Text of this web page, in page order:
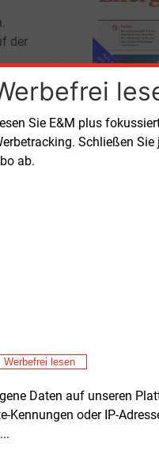
Sie E&M plus
Schließen
ab.
Werbefrei lesen
Daten auf unseren
oder IP-
der